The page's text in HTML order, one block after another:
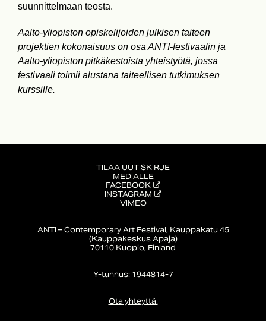
suunnittelmaan teosta.
Aalto-yliopiston opiskelijoiden julkisen taiteen
projektien kokonaisuus on osa ANTI-festivaalin ja
Aalto-yliopiston pitkäkestoista yhteistyötä, jossa
festivaali toimii alustana taiteellisen tutkimuksen
kurssille.
TILAA UUTISKIRJE
MEDIALLE
FACEBOOK
INSTAGRAM
VIMEO
ANTI – Contemporary Art Festival, Kauppakatu 45
(Kauppakeskus Apaja)
70110 Kuopio, Finland
Y-tunnus: 1944814-7
Ota yhteyttä.